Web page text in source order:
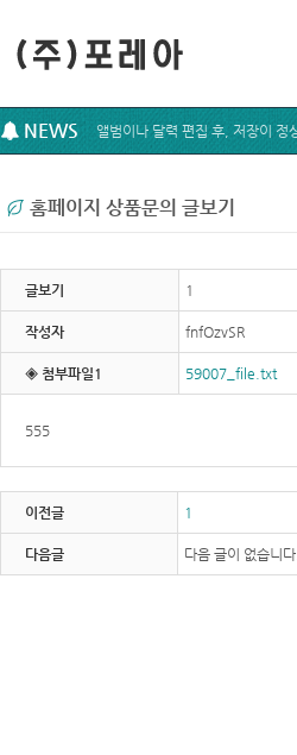
NEWS
홈페이지 상품문의 글보기
글보기 1
작성자 fnfOzvSR
◈ 첨부파일1 59007_file.txt
555
이전글 1
다음글 다음 글이 없습니다.